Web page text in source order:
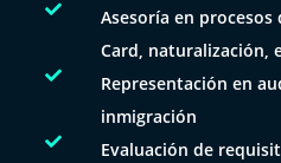

Asesoría en procesos
Card, naturalización,

Representación en
inmigración

Evaluación de